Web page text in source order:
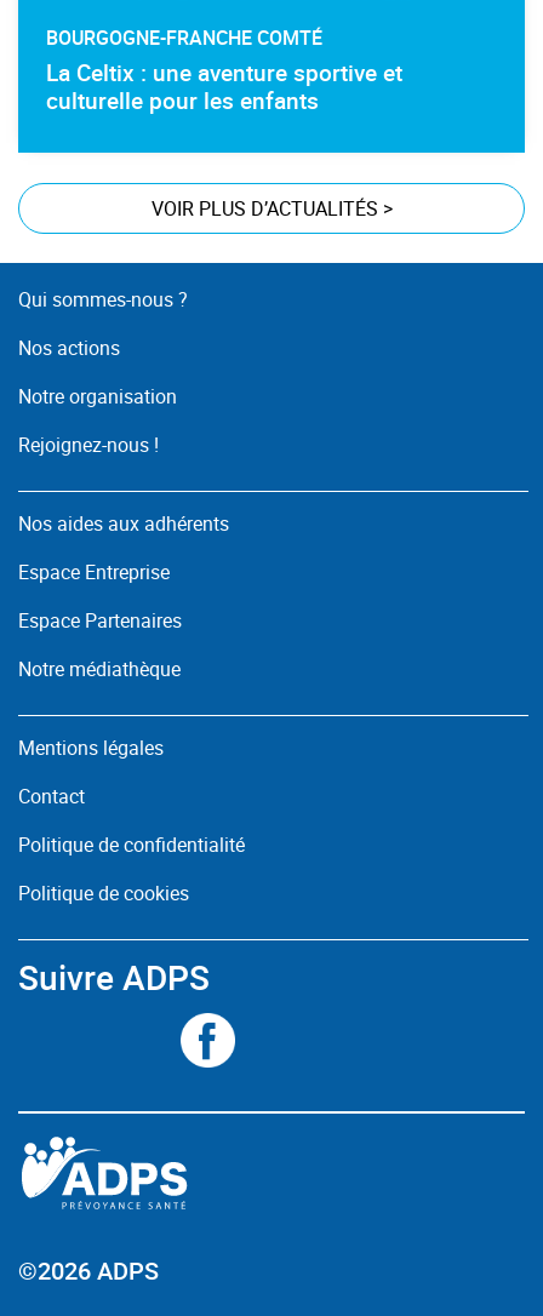
BOURGOGNE-FRANCHE COMTÉ
La Celtix : une aventure sportive et
culturelle pour les enfants
VOIR PLUS D’ACTUALITÉS >
Qui sommes-nous ?
Nos actions
Notre organisation
Rejoignez-nous !
Nos aides aux adhérents
Espace Entreprise
Espace Partenaires
Notre médiathèque
Mentions légales
Contact
Politique de confidentialité
Politique de cookies
Suivre ADPS
©2026 ADPS